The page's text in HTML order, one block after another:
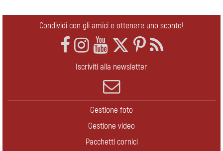
Condividi con gli amici e ottenere uno sconto!
Iscriviti alla newsletter
Gestione foto
Gestione video
Pacchetti cornici